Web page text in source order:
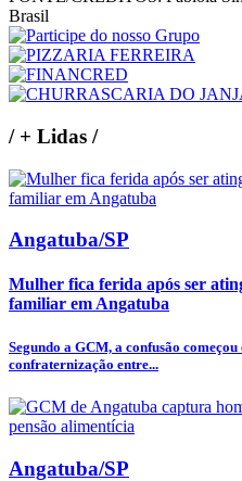
Brasil
/+ Lidas /
Angatuba/SP
Mulher fica ferida após ser
familiar em Angatuba
Segundo a GCM, a confusão
confraternização entre...
Angatuba/SP